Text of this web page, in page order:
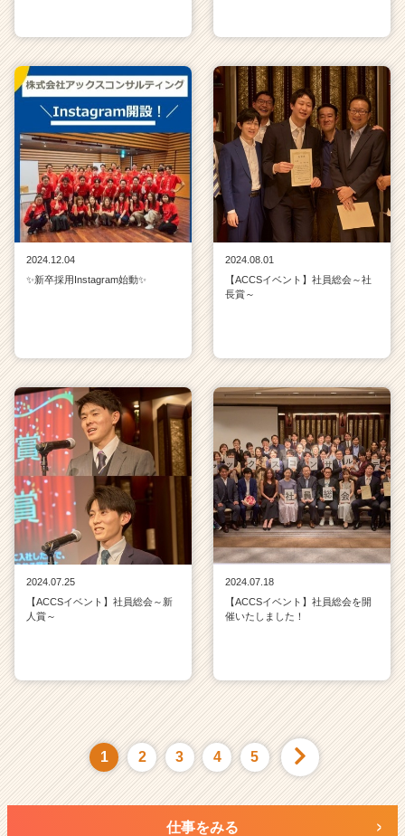
2024.12.04
✨新卒採用Instagram始動✨
2024.08.01
【ACCSイベント】社員総会～社
長賞～
2024.07.25
【ACCSイベント】社員総会～新
人賞～
2024.07.18
【ACCSイベント】社員総会を開
催いたしました！
1 2 3 4 5
仕事をみる